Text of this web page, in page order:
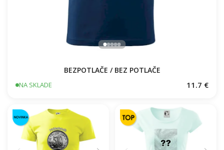
BEZPOTLAČE / BEZ POTLAČE
NA SKLADE 11.7 €